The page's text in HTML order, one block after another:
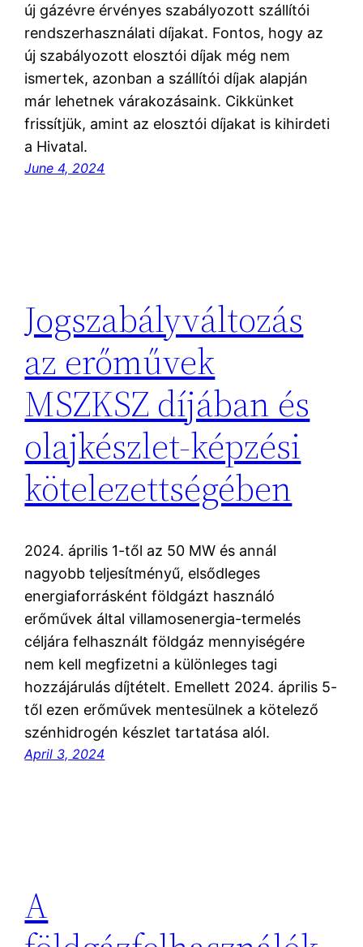
új gázévre érvényes szabályozott szállítói
rendszerhasználati díjakat. Fontos, hogy az
új szabályozott elosztói díjak még nem
ismertek, azonban a szállítói díjak alapján
már lehetnek várakozásaink. Cikkünket
frissítjük, amint az elosztói díjakat is kihirdeti
a Hivatal.
June 4, 2024
Jogszabályváltozás
az erőművek
MSZKSZ díjában és
olajkészlet-képzési
kötelezettségében
2024. április 1-től az 50 MW és annál
nagyobb teljesítményű, elsődleges
energiaforrásként földgázt használó
erőművek által villamosenergia-termelés
céljára felhasznált földgáz mennyiségére
nem kell megfizetni a különleges tagi
hozzájárulás díjtételt. Emellett 2024. április 5-
től ezen erőművek mentesülnek a kötelező
szénhidrogén készlet tartatása alól.
April 3, 2024
A